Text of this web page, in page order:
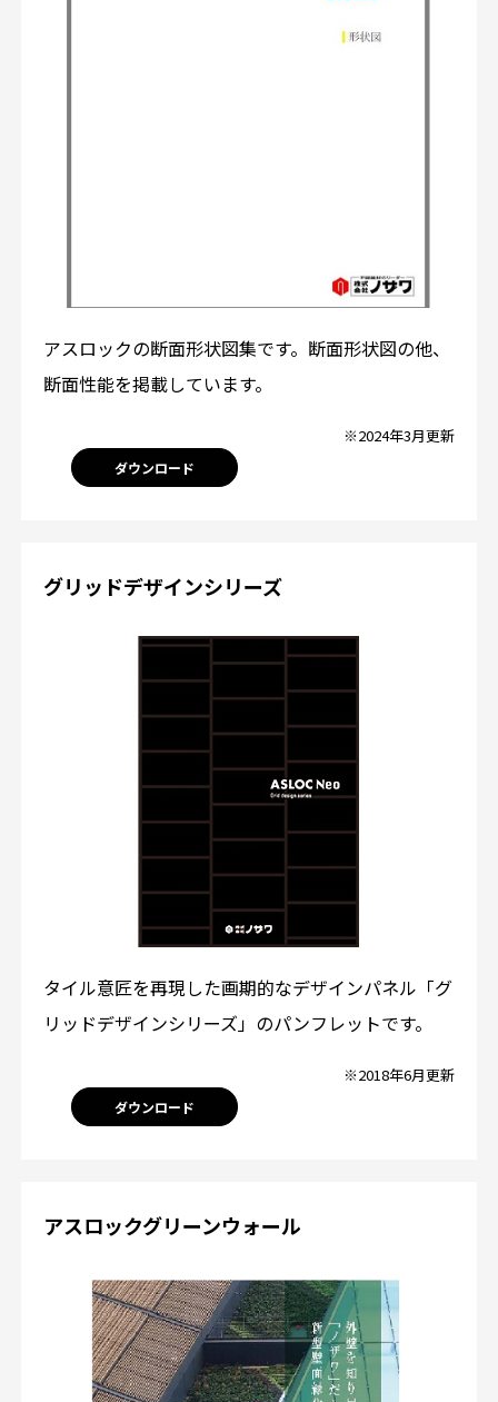
アスロックの断面形状図集です。断面形状図の他、
断面性能を掲載しています。
※2024年3月更新
ダウンロード
グリッドデザインシリーズ
タイル意匠を再現した画期的なデザインパネル「グ
リッドデザインシリーズ」のパンフレットです。
※2018年6月更新
ダウンロード
アスロックグリーンウォール